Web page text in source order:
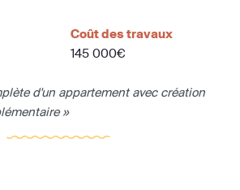
Coût des travaux
145 000€
d'un appartement avec création
»